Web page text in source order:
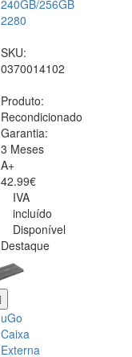
240GB/256GB
2280
SKU:
0370014102
Produto:
Recondicionado
Garantia:
3 Meses
A+
42.99€
IVA
incluído
Disponível
Destaque
uGo
Caixa
Externa